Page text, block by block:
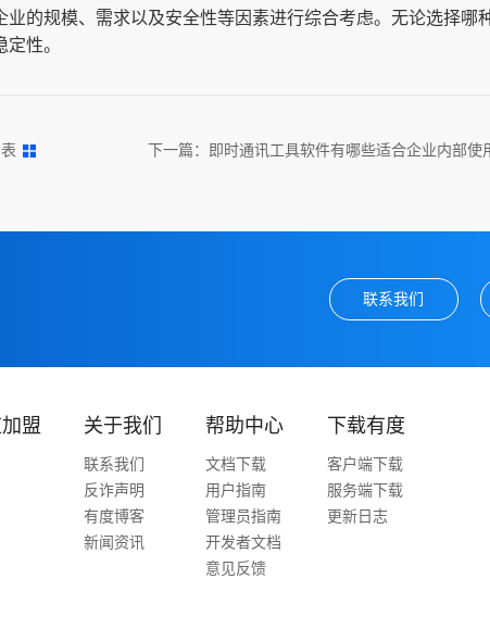
的规模、需求以及安全性等因素进行综合考虑。无论选择哪
性。
下一篇： 即时通讯工具软件有哪些适合企业内部使
联系我们
盟 关于我们
联系我们
反诈声明
有度博客
新闻资讯
帮助中心
文档下载
用户指南
管理员指南
开发者文档
意见反馈
下载有度
客户端下载
服务端下载
更新日志